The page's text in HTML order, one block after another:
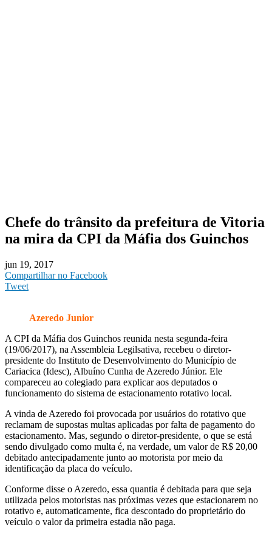
Chefe do trânsito da prefeitura de Vitoria
na mira da CPI da Máfia dos Guinchos
jun 19, 2017
Compartilhar no Facebook
Tweet
Azeredo Junior
A CPI da Máfia dos Guinchos reunida nesta segunda-feira
(19/06/2017), na Assembleia Legilsativa, recebeu o diretor-
presidente do Instituto de Desenvolvimento do Município de
Cariacica (Idesc), Albuíno Cunha de Azeredo Júnior. Ele
compareceu ao colegiado para explicar aos deputados o
funcionamento do sistema de estacionamento rotativo local.
A vinda de Azeredo foi provocada por usuários do rotativo que
reclamam de supostas multas aplicadas por falta de pagamento do
estacionamento. Mas, segundo o diretor-presidente, o que se está
sendo divulgado como multa é, na verdade, um valor de R$ 20,00
debitado antecipadamente junto ao motorista por meio da
identificação da placa do veículo.
Conforme disse o Azeredo, essa quantia é debitada para que seja
utilizada pelos motoristas nas próximas vezes que estacionarem no
rotativo e, automaticamente, fica descontado do proprietário do
veículo o valor da primeira estadia não paga.